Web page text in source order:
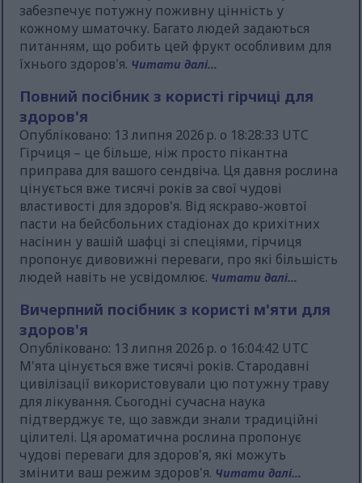
забезпечує потужну поживну цінність у
кожному шматочку. Багато людей задаються
питанням, що робить цей фрукт особливим для
їхнього здоров'я. Читати далі...
Повний посібник з користі гірчиці для
здоров'я
Опубліковано: 13 липня 2026 р. о 18:28:33 UTC
Гірчиця – це більше, ніж просто пікантна
приправа для вашого сендвіча. Ця давня рослина
цінується вже тисячі років за свої чудові
властивості для здоров'я. Від яскраво-жовтої
пасти на бейсбольних стадіонах до крихітних
насінин у вашій шафці зі спеціями, гірчиця
пропонує дивовижні переваги, про які більшість
людей навіть не усвідомлює. Читати далі...
Вичерпний посібник з користі м'яти для
здоров'я
Опубліковано: 13 липня 2026 р. о 16:04:42 UTC
М'ята цінується вже тисячі років. Стародавні
цивілізації використовували цю потужну траву
для лікування. Сьогодні сучасна наука
підтверджує те, що завжди знали традиційні
цілителі. Ця ароматична рослина пропонує
чудові переваги для здоров'я, які можуть
змінити ваш режим здоров'я. Читати далі...